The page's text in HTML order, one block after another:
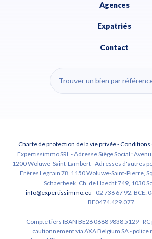
Agences
Expatriés
Contact
Charte de protection de la vie privée-Conditions
Expertissimmo SRL - Adresse Siège Social :
1200 Woluwe-Saint-Lambert - Adresses d'autres
Frères Legrain 78, 1150 Woluwe-Saint-Pierre,
Schaerbeek, Ch. de Haecht 749, 1030
info@expertissimmo.eu - 02 736 67 92. BCE:
BE0474.429.077.
Compte tiers IBAN BE26 0688 9838 5129 -
cautionnement via AXA Belgium SA - police